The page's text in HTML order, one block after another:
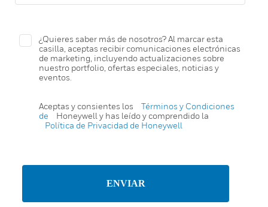
¿Quieres saber más de nosotros? Al marcar esta
casilla, aceptas recibir comunicaciones electrónicas
de marketing, incluyendo actualizaciones sobre
nuestro portfolio, ofertas especiales, noticias y
eventos.
Aceptas y consientes los
Términos y Condiciones
de
Honeywell y has leído y comprendido la
Política de Privacidad de Honeywell
ENVIAR